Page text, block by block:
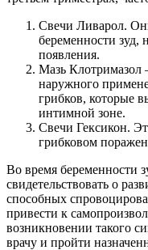
Свечи Ливарол.
беременности зуд,
появления.
Мазь Клотримазол
наружного
грибков, которые
интимной зоне.
Свечи Гексикон.
грибковом
Во время беременности
свидетельствовать о
способных
привести к
возникновении такого
врачу и пройти